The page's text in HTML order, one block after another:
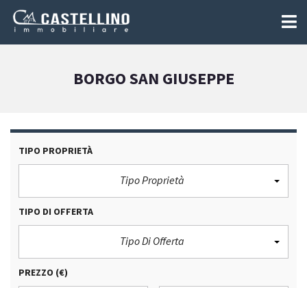
BORGO SAN GIUSEPPE
TIPO PROPRIETÀ
Tipo Proprietà
TIPO DI OFFERTA
Tipo Di Offerta
PREZZO (€)